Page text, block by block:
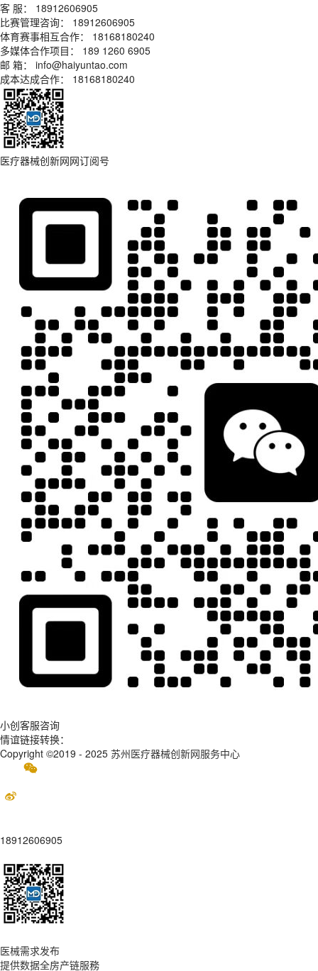
客 服： 18912606905
比赛管理咨询： 18912606905
体育赛事相互合作： 18168180240
多媒体合作项目： 189 1260 6905
邮 箱： info@haiyuntao.com
成本达成合作： 18168180240
医疗器械创新网网订阅号
小创客服咨询
情谊链接转换：
Copyright ©2019 - 2025 苏州医疗器械创新网服务中心
18912606905
医械需求发布
提供数据全房产链服務